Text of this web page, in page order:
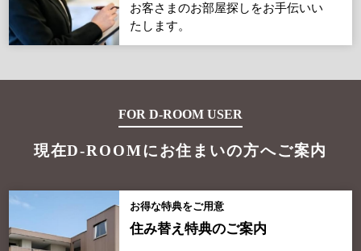
お客さまのお部屋探しをお手伝いい
たします。
FOR D-ROOM USER
現在D-ROOMにお住まいの方へご案内
お得な特典をご用意
住み替え特典のご案内